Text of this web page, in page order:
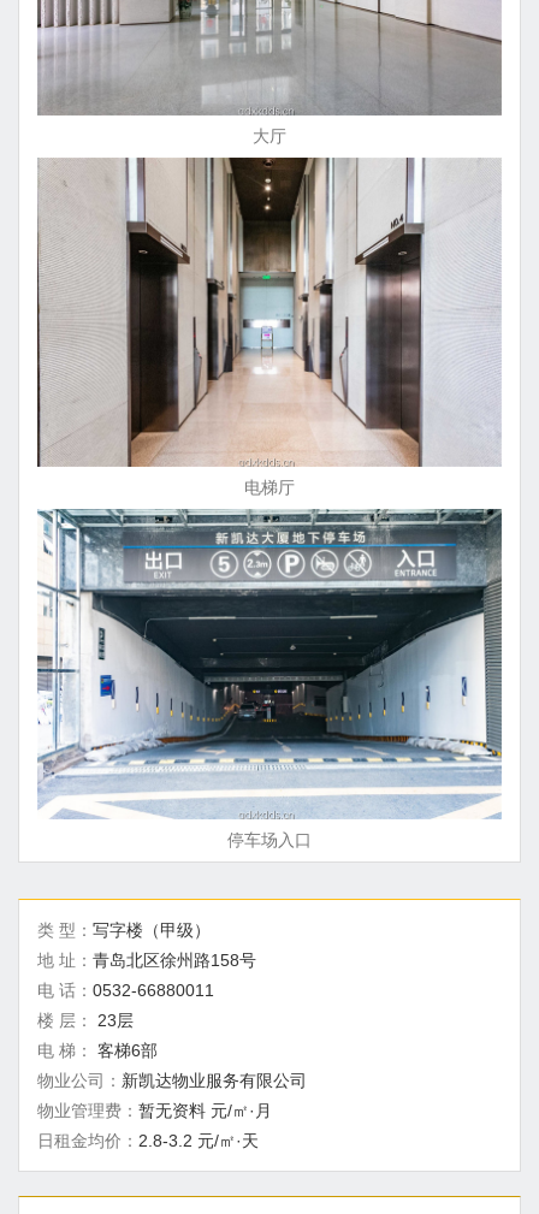
大厅
电梯厅
停车场入口
类 型： 写字楼（甲级）
地 址： 青岛北区徐州路158号
电 话： 0532-66880011
楼 层：
23层
电 梯：
客梯6部
物业公司： 新凯达物业服务有限公司
物业管理费： 暂无资料 元/㎡·月
日租金均价： 2.8-3.2 元/㎡·天